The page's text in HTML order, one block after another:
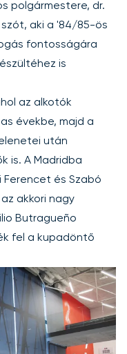
polgármestere, dr.
aki a '84/85-ös
fontosságára
is
az alkotók
évekbe, majd a
után
is. A Madridba
és Szabó
akkori nagy
Butragueño
fel a kupadöntő